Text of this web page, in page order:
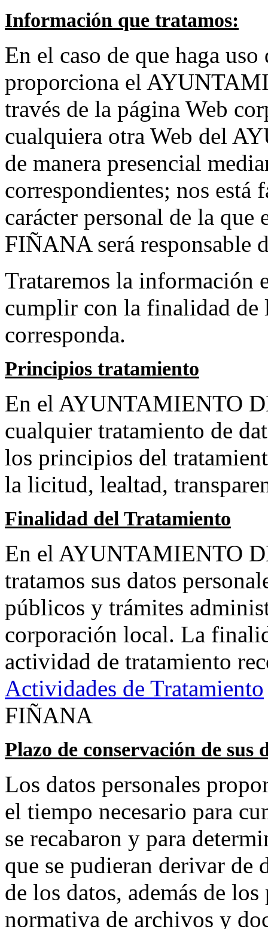
Información que tratamos:
En el caso de que haga
proporciona el
través de la página Web
cualquiera otra Web del
de manera presencial
correspondientes; nos
carácter personal de la
FIÑANA será responsable
Trataremos la información
cumplir con la finalidad de
corresponda.
Principios tratamiento
En el AYUNTAMIENTO
cualquier tratamiento de
los principios del
la licitud, lealtad,
Finalidad del Tratamiento
En el AYUNTAMIENTO
tratamos sus datos
públicos y trámites
corporación local. La
actividad de tratamiento
Actividades de Tratamiento
FIÑANA
Plazo de conservación de sus
Los datos personales
el tiempo necesario para
se recabaron y para
que se pudieran derivar
de los datos, además de
normativa de archivos y